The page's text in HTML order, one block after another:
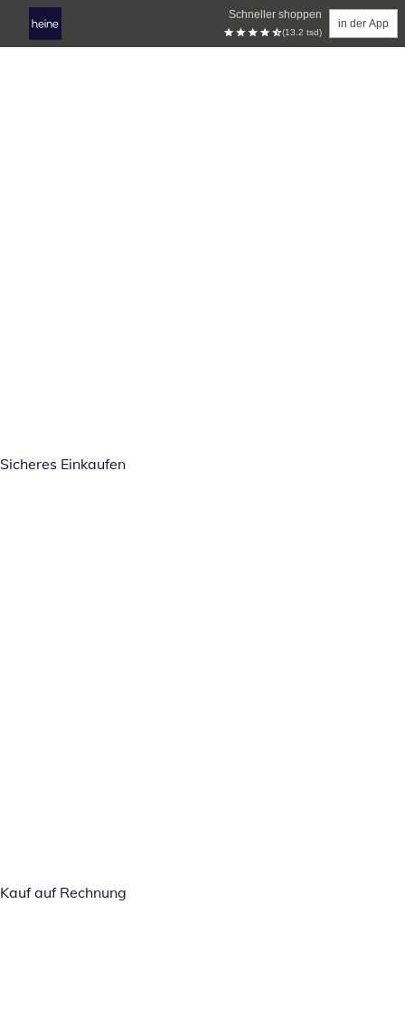
Schneller shoppen
(13.2 tsd)
in der App
Sicheres Einkaufen
Kauf auf Rechnung